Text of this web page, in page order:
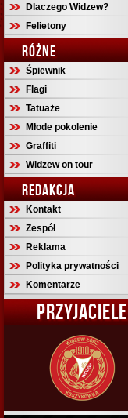
Dlaczego Widzew?
Felietony
RÓŻNE
Śpiewnik
Flagi
Tatuaże
Młode pokolenie
Graffiti
Widzew on tour
REDAKCJA
Kontakt
Zespół
Reklama
Polityka prywatności
Komentarze
PRZYJACIELE